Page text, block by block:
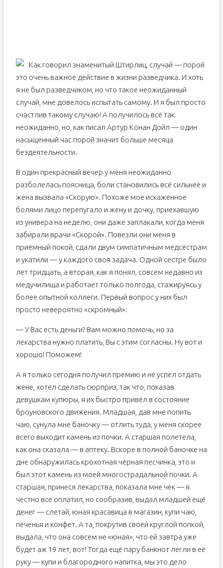
Как говорил знаменитый Штирлиц, случай — порой
это очень важное действие в жизни разведчика. И хоть
я не был разведчиком, но что такое неожиданный
случай, мне довелось испытать самому. И я был просто
счастлив такому случаю! А получилось всё так
неожиданно, но, как писал Артур Конан Дойл — один
насыщенный час порой значит больше месяца
бездеятельности.
В один прекрасный вечер у меня неожиданно
разболелась поясница, боли становились всё сильнее и
жена вызвала «Скорую». Похоже мое искажённое
болями лицо перепугало и жену и дочку, приехавшую
из универа на неделю, они даже заплакали, когда меня
забирали врачи «Скорой». Повезли они меня в
приёмный покой, сдали двум симпатичным медсёстрам
и укатили — у каждого своя задача. Одной сестре было
лет тридцать, а вторая, как я понял, совсем недавно из
медучилища и работает только полгода, стажируясь у
более опытной коллеги. Первый вопрос у них был
просто невероятно «скромный»:
— У Вас есть деньги? Вам можно помочь, но за
лекарства нужно платить, Вы с этим согласны. Ну вот и
хорошо! Поможем!
А я только сегодня получил премию и не успел отдать
жене, хотел сделать сюрприз, так что, показав
девушкам купюры, я их быстро привёл в состояние
броуновского движения. Младшая, дав мне попить
чаю, сунула мне баночку — отлить туда, у меня скорее
всего выходит камень из почки. А старшая полетела,
как она сказала — в аптеку. Вскоре в полной баночке на
дне обнаружилась крохотная чёрная песчинка, это и
был этот камень из моей многострадальной почки. А
старшая, принеся лекарства, показала мне чек — я
честно всё оплатил, но сообразив, выдал младшей ещё
денег — слетай, юная красавица в магазин, купи чаю,
печенья и конфет. А та, покрутив своей круглой попкой,
выдала, что она совсем не «юная», что ей завтра уже
будет аж 19 лет, вот! Тогда ещё пару банкнот легли в её
руку — купи и благородного напитка, мы это дело